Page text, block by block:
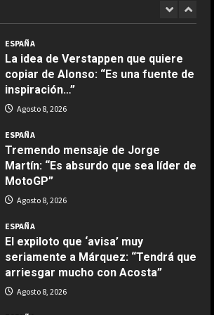
ESPAÑA
La idea de Verstappen que quiere
copiar de Alonso: “Es una fuente de
inspiración…”
Agosto 8, 2026
ESPAÑA
Tremendo mensaje de Jorge
Martín: “Es absurdo que sea líder de
MotoGP”
Agosto 8, 2026
ESPAÑA
El expiloto que ‘avisa’ muy
seriamente a Márquez: “Tendrá que
arriesgar mucho con Acosta”
Agosto 8, 2026
Ensalada de espinacas deliciosa
COCINA
Boquerones fritos en freidora de
aire
Aprile 24, 2026
Buñuelos de alcachofas
Aprile 5, 2026